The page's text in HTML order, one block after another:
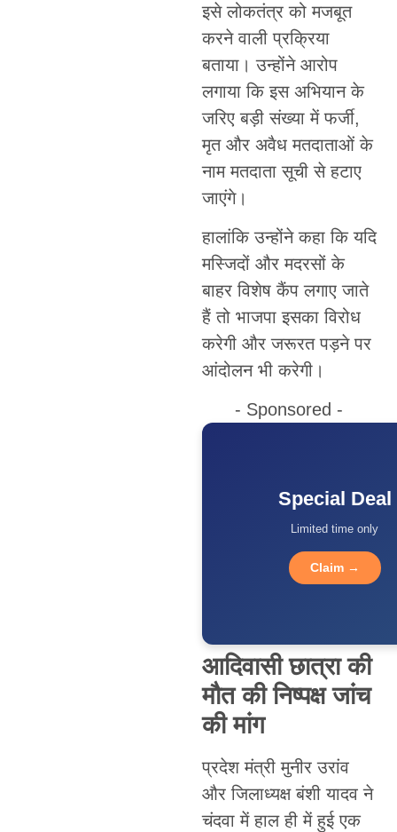
इसे लोकतंत्र को मजबूत
करने वाली प्रक्रिया
बताया। उन्होंने आरोप
लगाया कि इस अभियान के
जरिए बड़ी संख्या में फर्जी,
मृत और अवैध मतदाताओं के
नाम मतदाता सूची से हटाए
जाएंगे।
हालांकि उन्होंने कहा कि यदि
मस्जिदों और मदरसों के
बाहर विशेष कैंप लगाए जाते
हैं तो भाजपा इसका विरोध
करेगी और जरूरत पड़ने पर
आंदोलन भी करेगी।
- Sponsored -
Special Deal
Limited time only
Claim →
आदिवासी छात्रा की
मौत की निष्पक्ष जांच
की मांग
प्रदेश मंत्री मुनीर उरांव
और जिलाध्यक्ष बंशी यादव ने
चंदवा में हाल ही में हुई एक